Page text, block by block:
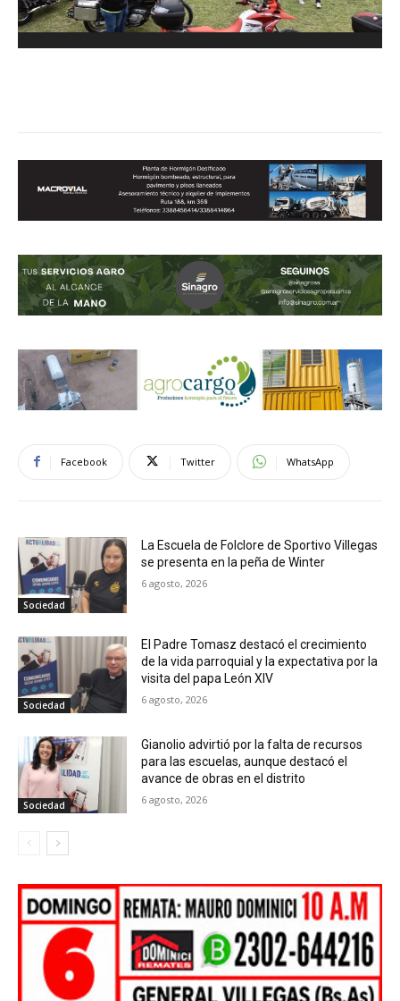
Facebook Twitter WhatsApp
Sociedad
La Escuela de Folclore de Sportivo Villegas
se presenta en la peña de Winter
6 agosto, 2026
Sociedad
El Padre Tomasz destacó el crecimiento
de la vida parroquial y la expectativa por la
visita del papa León XIV
6 agosto, 2026
Sociedad
Gianolio advirtió por la falta de recursos
para las escuelas, aunque destacó el
avance de obras en el distrito
6 agosto, 2026